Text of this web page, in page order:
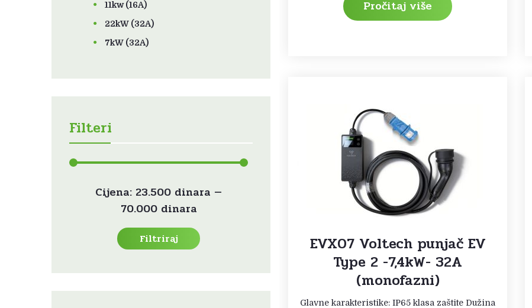
Pročitaj više
EVX07 Voltech punjač EV
Type 2 -7,4kW- 32A
(monofazni)
Glavne karakteristike: IP65 klasa zaštite Dužina
11kw (16A)
22kW (32A)
7kW (32A)
Filteri
Filtriraj
Cijena: 23.500 dinara —
70.000 dinara